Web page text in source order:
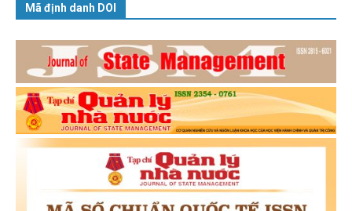
Mã định danh DOI